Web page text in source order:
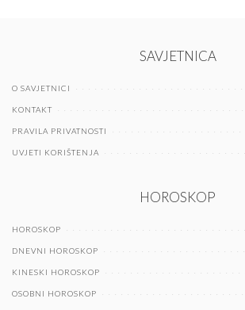
SAVJETNICA
O SAVJETNICI
KONTAKT
PRAVILA PRIVATNOSTI
UVJETI KORIŠTENJA
HOROSKOP
HOROSKOP
DNEVNI HOROSKOP
KINESKI HOROSKOP
OSOBNI HOROSKOP